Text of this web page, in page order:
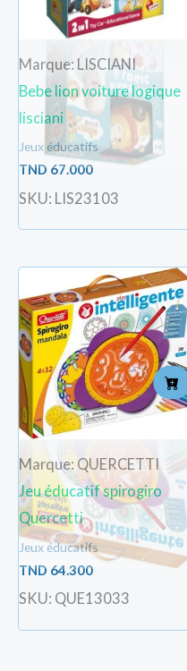
Marque: LISCIANI
Bebe lion voiture logique
lisciani
Jeux éducatifs
TND 67.000
SKU: LIS23103
Marque: QUERCETTI
Jeu éducatif spirogiro
Quercetti
Jeux éducatifs
TND 64.300
SKU: QUE13033